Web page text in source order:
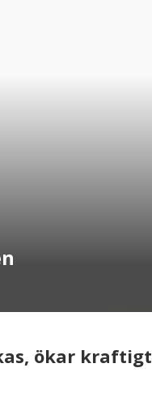
ökar kraftigt